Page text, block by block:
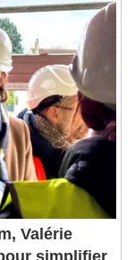
Valérie